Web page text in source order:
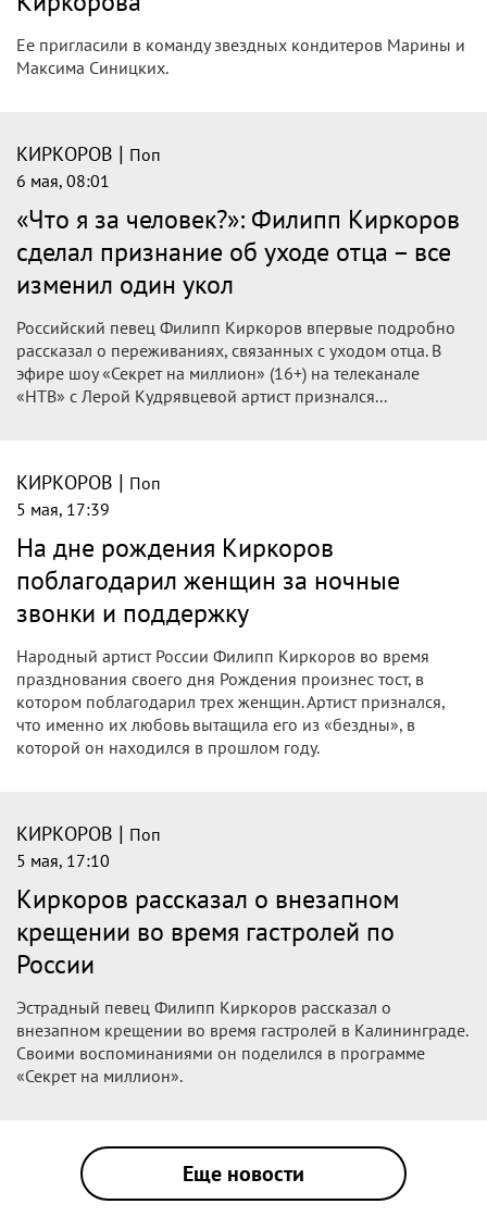
Ее пригласили в команду звездных кондитеров Марины и
Максима Синицких.
КИРКОРОВ | Поп
6 мая, 08:01
«Что я за человек?»: Филипп Киркоров
сделал признание об уходе отца – все
изменил один укол
Российский певец Филипп Киркоров впервые подробно
рассказал о переживаниях, связанных с уходом отца. В
эфире шоу «Секрет на миллион» (16+) на телеканале
«НТВ» с Лерой Кудрявцевой артист признался...
КИРКОРОВ | Поп
5 мая, 17:39
На дне рождения Киркоров
поблагодарил женщин за ночные
звонки и поддержку
Народный артист России Филипп Киркоров во время
празднования своего дня Рождения произнес тост, в
котором поблагодарил трех женщин. Артист признался,
что именно их любовь вытащила его из «бездны», в
которой он находился в прошлом году.
КИРКОРОВ | Поп
5 мая, 17:10
Киркоров рассказал о внезапном
крещении во время гастролей по
России
Эстрадный певец Филипп Киркоров рассказал о
внезапном крещении во время гастролей в Калининграде.
Своими воспоминаниями он поделился в программе
«Секрет на миллион».
Еще новости